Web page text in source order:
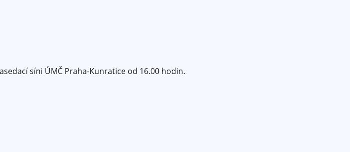
síni ÚMČ Praha-Kunratice od 16.00 hodin.